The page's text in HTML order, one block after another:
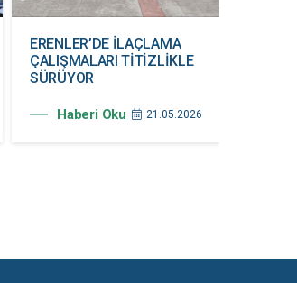
ERENLER’DE İLAÇLAMA
ÇALIŞMALARI TİTİZLİKLE
SÜRÜYOR
Haberi Oku 21.05.2026